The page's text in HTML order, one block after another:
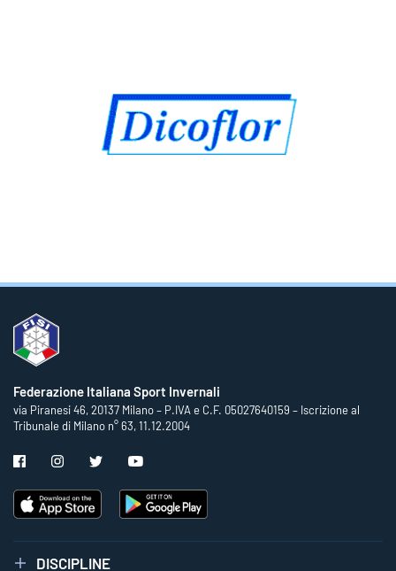
Federazione Italiana Sport Invernali
via Piranesi 46, 20137 Milano – P.IVA e C.F. 05027640159 – Iscrizione al
Tribunale di Milano n° 63, 11.12.2004
DISCIPLINE